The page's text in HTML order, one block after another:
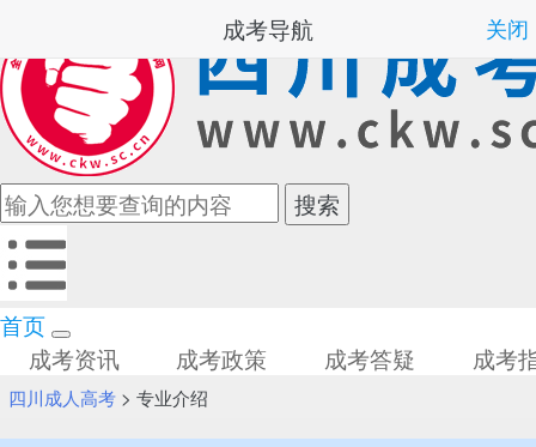
首页
成考资讯
成考政策 成考答疑 成考
四川成人高考> 专业介绍
成考导航 关闭